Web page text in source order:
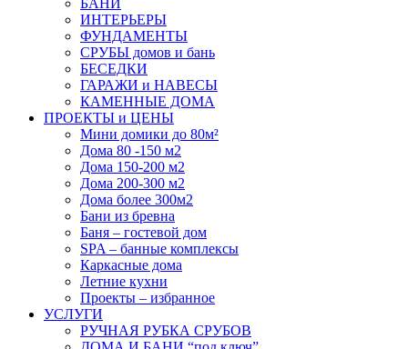
БАНИ
ИНТЕРЬЕРЫ
ФУНДАМЕНТЫ
СРУБЫ домов и бань
БЕСЕДКИ
ГАРАЖИ и НАВЕСЫ
КАМЕННЫЕ ДОМА
ПРОЕКТЫ и ЦЕНЫ
Мини домики до 80м²
Дома 80 -150 м2
Дома 150-200 м2
Дома 200-300 м2
Дома более 300м2
Бани из бревна
Баня – гостевой дом
SPA – банные комплексы
Каркасные дома
Летние кухни
Проекты – избранное
УСЛУГИ
РУЧНАЯ РУБКА СРУБОВ